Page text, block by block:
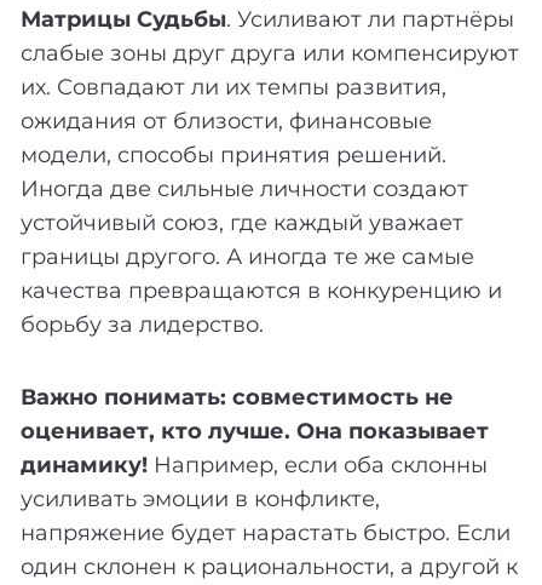
Матрицы Судьбы. Усиливают ли партнёры
слабые зоны друг друга или компенсируют
их. Совпадают ли их темпы развития,
ожидания от близости, финансовые
модели, способы принятия решений.
Иногда две сильные личности создают
устойчивый союз, где каждый уважает
границы другого. А иногда те же самые
качества превращаются в конкуренцию и
борьбу за лидерство.
Важно понимать: совместимость не
оценивает, кто лучше. Она показывает
динамику! Например, если оба склонны
усиливать эмоции в конфликте,
напряжение будет нарастать быстро. Если
один склонен к рациональности, а другой к